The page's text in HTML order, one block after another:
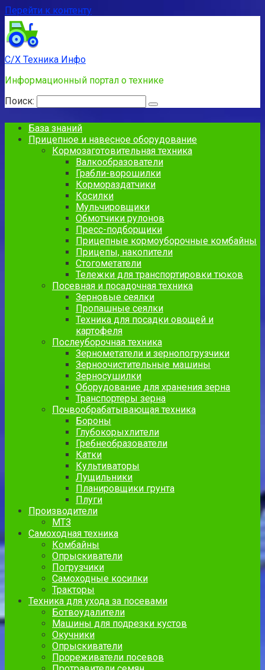
Перейти к контенту
С/Х Техника Инфо
Информационный портал о технике
Поиск:
База знаний
Прицепное и навесное оборудование
Кормозаготовительная техника
Валкообразователи
Грабли-ворошилки
Кормораздатчики
Косилки
Мульчировщики
Обмотчики рулонов
Пресс-подборщики
Прицепные кормоуборочные комбайны
Прицепы, накопители
Стогометатели
Тележки для транспортировки тюков
Посевная и посадочная техника
Зерновые сеялки
Пропашные сеялки
Техника для посадки овощей и
картофеля
Послеуборочная техника
Зернометатели и зернопогрузчики
Зерноочистительные машины
Зерносушилки
Оборудование для хранения зерна
Транспортеры зерна
Почвообрабатывающая техника
Бороны
Глубокорыхлители
Гребнеобразователи
Катки
Культиваторы
Лущильники
Планировщики грунта
Плуги
Производители
МТЗ
Самоходная техника
Комбайны
Опрыскиватели
Погрузчики
Самоходные косилки
Тракторы
Техника для ухода за посевами
Ботвоудалители
Машины для подрезки кустов
Окучники
Опрыскиватели
Прореживатели посевов